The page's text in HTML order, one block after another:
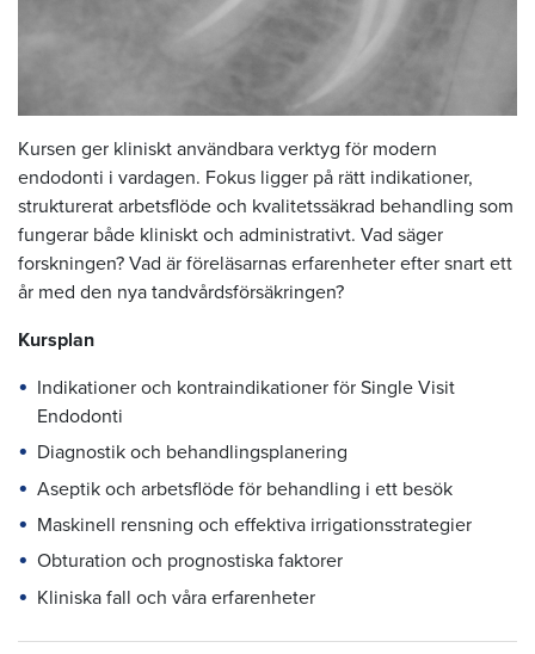
Kursen ger kliniskt användbara verktyg för modern
endodonti i vardagen. Fokus ligger på rätt indikationer,
strukturerat arbetsflöde och kvalitetssäkrad behandling som
fungerar både kliniskt och administrativt. Vad säger
forskningen? Vad är föreläsarnas erfarenheter efter snart ett
år med den nya tandvårdsförsäkringen?
Kursplan
Indikationer och kontraindikationer för Single Visit
Endodonti
Diagnostik och behandlingsplanering
Aseptik och arbetsflöde för behandling i ett besök
Maskinell rensning och effektiva irrigationsstrategier
Obturation och prognostiska faktorer
Kliniska fall och våra erfarenheter